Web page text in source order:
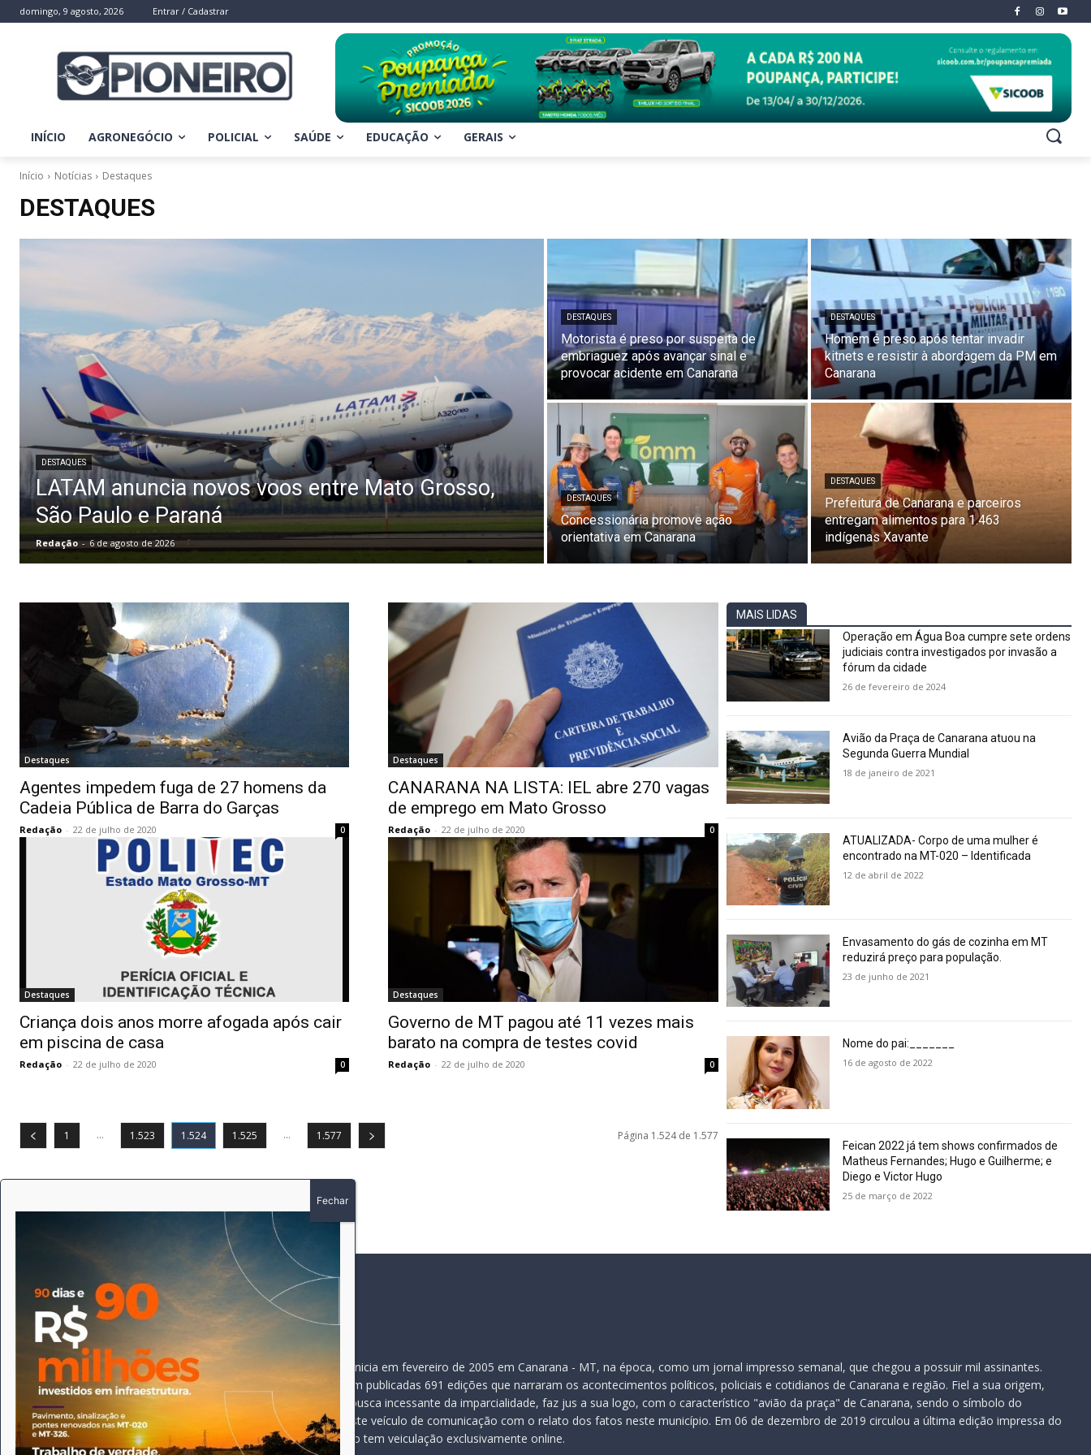
domingo, 9 agosto, 2026 Entrar / Cadastrar
INÍCIO AGRONEGÓCIO POLICIAL SAÚDE EDUCAÇÃO GERAIS
Início Notícias Destaques
DESTAQUES
DESTAQUES
LATAM anuncia novos voos entre Mato Grosso,
São Paulo e Paraná
Redação - 6 de agosto de 2026
DESTAQUES
Motorista é preso por suspeita de
embriaguez após avançar sinal e
provocar acidente em Canarana
DESTAQUES
Homem é preso após tentar invadir
kitnets e resistir à abordagem da PM em
Canarana
DESTAQUES
Concessionária promove ação
orientativa em Canarana
DESTAQUES
Prefeitura de Canarana e parceiros
entregam alimentos para 1.463
indígenas Xavante
Destaques
Agentes impedem fuga de 27 homens da
Cadeia Pública de Barra do Garças
Redação - 22 de julho de 2020 0
Destaques
CANARANA NA LISTA: IEL abre 270 vagas
de emprego em Mato Grosso
Redação - 22 de julho de 2020 0
Destaques
Criança dois anos morre afogada após cair
em piscina de casa
Redação - 22 de julho de 2020 0
Destaques
Governo de MT pagou até 11 vezes mais
barato na compra de testes covid
Redação - 22 de julho de 2020 0
1 ... 1.523 1.524 1.525 ... 1.577 Página 1.524 de 1.577
MAIS LIDAS
Operação em Água Boa cumpre sete ordens
judiciais contra investigados por invasão a
fórum da cidade
26 de fevereiro de 2024
Avião da Praça de Canarana atuou na
Segunda Guerra Mundial
18 de janeiro de 2021
ATUALIZADA- Corpo de uma mulher é
encontrado na MT-020 – Identificada
12 de abril de 2022
Envasamento do gás de cozinha em MT
reduzirá preço para população.
23 de junho de 2021
Nome do pai:_______
16 de agosto de 2022
Feican 2022 já tem shows confirmados de
Matheus Fernandes; Hugo e Guilherme; e
Diego e Victor Hugo
25 de março de 2022
SIGA-NOS
Expediente
SOBRE
A história do Pioneiro inicia em fevereiro de 2005 em Canarana - MT, na época, como um jornal impresso semanal, que chegou a possuir mil assinantes.
Durante 15 anos, foram publicadas 691 edições que narraram os acontecimentos políticos, policiais e cotidianos de Canarana e região. Fiel a sua origem,
pautado sempre pela busca incessante da imparcialidade, faz jus a sua logo, com o característico "avião da praça" de Canarana, sendo o símbolo do
comprometimento deste veículo de comunicação com o relato dos fatos neste município. Em 06 de dezembro de 2019 circulou a última edição impressa do
jornal, que desde então tem veiculação exclusivamente online.